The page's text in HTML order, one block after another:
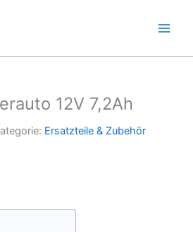
12V 7,2Ah
Ersatzteile & Zubehör